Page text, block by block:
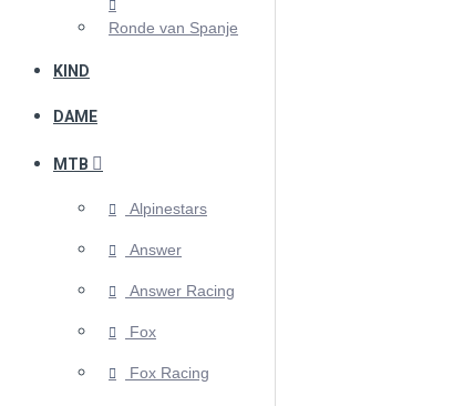
Ronde van Spanje
KIND
DAME
MTB
Alpinestars
Answer
Answer Racing
Fox
Fox Racing